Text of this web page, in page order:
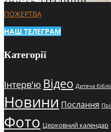
ПОЖЕРТВА
НАШ ТЕЛЕГРАМ
Категорії
Інтерв'ю Відео Дитяча
Новини Послання
Фото Церковний календар